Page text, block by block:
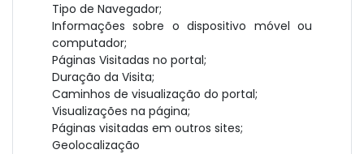
Tipo de Navegador;
Informações sobre o dispositivo móvel ou
computador;
Páginas Visitadas no portal;
Duração da Visita;
Caminhos de visualização do portal;
Visualizações na página;
Páginas visitadas em outros sites;
Geolocalização